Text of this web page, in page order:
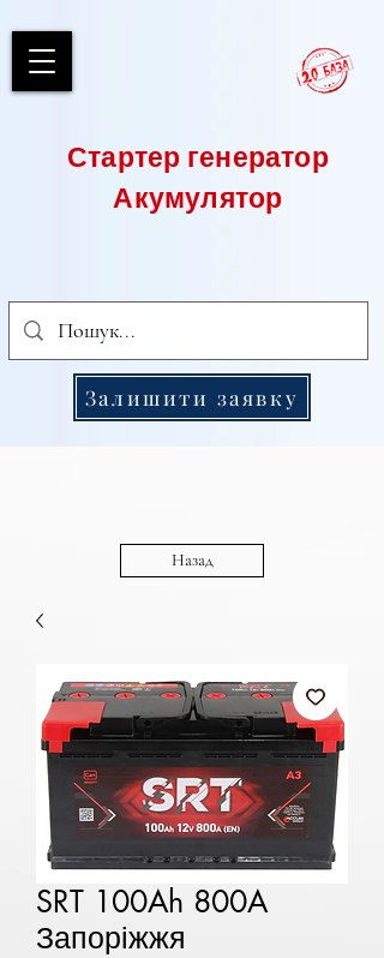
Стартер генератор
Акумулятор
Залишити заявку
Назад
SRT 100Ah 800A
Запоріжжя